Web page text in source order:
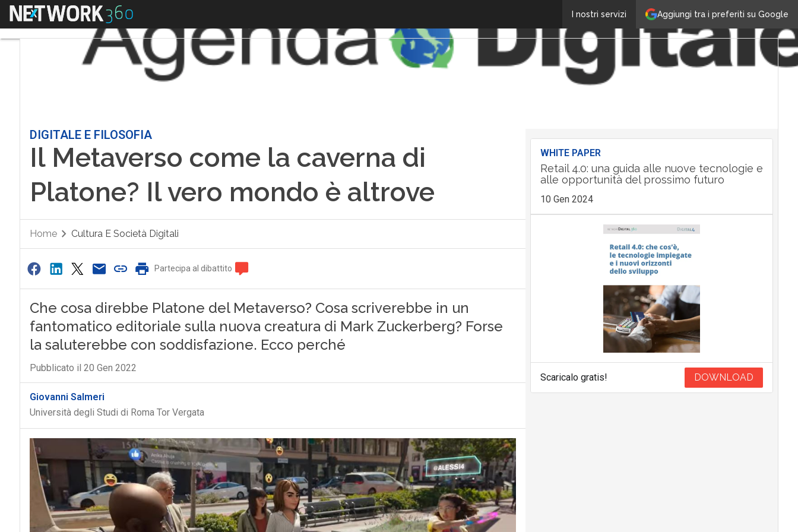
Aggiungi tra i preferiti su Google
I nostri servizi
Menu
DIGITALE E FILOSOFIA
Il Metaverso come la caverna di
Platone? Il vero mondo è altrove
Home Cultura E Società Digitali
Partecipa al dibattito
Che cosa direbbe Platone del Metaverso? Cosa scriverebbe in un
fantomatico editoriale sulla nuova creatura di Mark Zuckerberg? Forse
la saluterebbe con soddisfazione. Ecco perché
Pubblicato il 20 Gen 2022
Giovanni Salmeri
Università degli Studi di Roma Tor Vergata
WHITE PAPER
Retail 4.0: una guida alle nuove tecnologie e
alle opportunità del prossimo futuro
10 Gen 2024
Scaricalo gratis! DOWNLOAD